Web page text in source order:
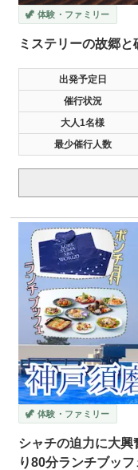
🦖 体験・ファミリー
ミステリーの故郷と
出発予定日
催行状況
大人1名様
最少催行人数
🦖 体験・ファミリー
シャチの迫力に大
り80分ランチブッ